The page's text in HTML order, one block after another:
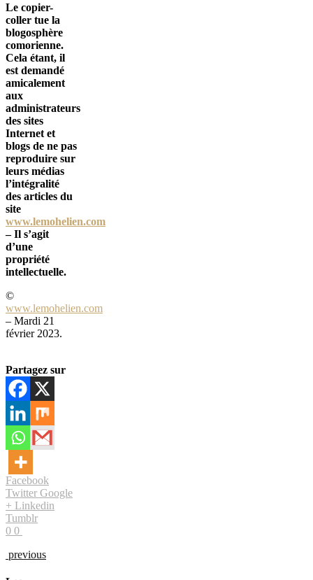
Le copier-
coller tue la
blogosphère
comorienne.
Cela étant, il
est demandé
amicalement
aux
administrateurs
des sites
Internet et
blogs de ne pas
reproduire sur
leurs médias
l’intégralité
des articles du
site
www.lemohelien.com
– Il s’agit
d’une
propriété
intellectuelle.
©
www.lemohelien.com
– Mardi 21
février 2023.
Partagez sur
Facebook
Twitter Google
+ Linkedin
Tumblr
0 0
previous